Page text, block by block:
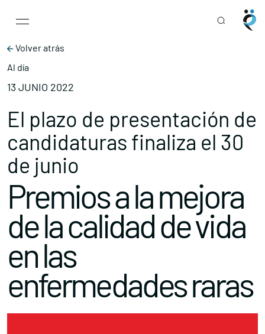
Main Navigation
Volver atrás
Al día
13 JUNIO 2022
El plazo de presentación de
candidaturas finaliza el 30
de junio
Premios a la mejora
de la calidad de vida
en las
enfermedades raras